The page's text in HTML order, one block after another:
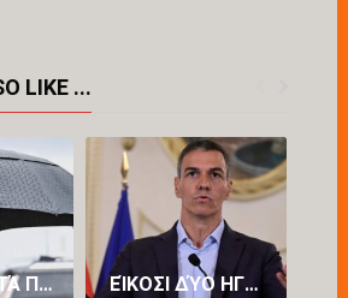
LIKE ...
ΤΡΑΜΠ ΚΑΤΆ ΠΕΤΡΕΛΑΪΚΏΝ: «ΒΓΆΖΟΥΝ ΥΠΕΡΒΟΛΙΚΆ ΠΟΛΛΆ ΧΡΉΜΑΤΑ» ΕΊΚΟΣΙ ΔΎΟ ΗΓΈΤΕΣ ΚΡΑΤΏΝ-ΜΕΛΏΝ ΤΗΣ ΕΥΡΏΠΗΣ ΕΝΑΝΤΊΟΝ ΤΟΥ ΠΈΔΡΟ ΣΆΝΤΣΕΘ